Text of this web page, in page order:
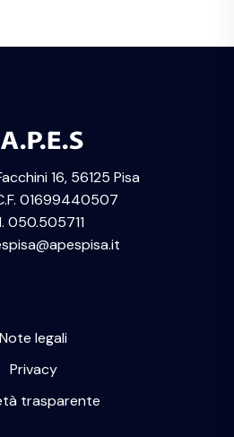
16, 56125 Pisa
01699440507
050.505711
Note legali
Privacy
trasparente